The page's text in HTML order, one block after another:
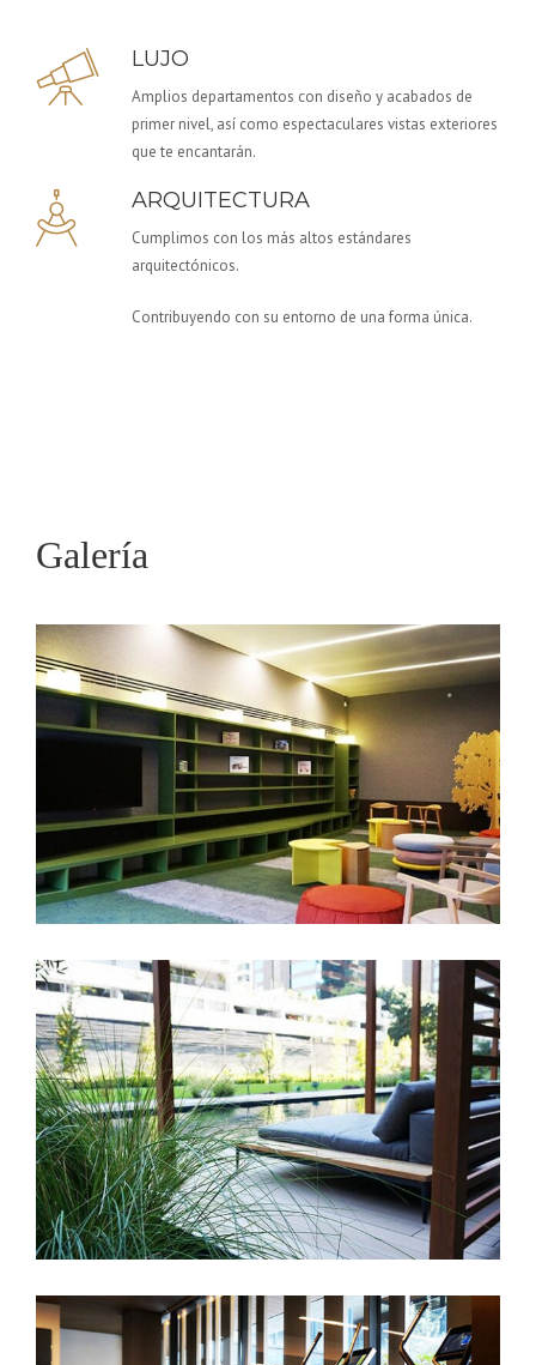
LUJO
Amplios departamentos con diseño y acabados de
primer nivel, así como espectaculares vistas exteriores
que te encantarán.
ARQUITECTURA
Cumplimos con los más altos estándares
arquitectónicos.
Contribuyendo con su entorno de una forma única.
Galería